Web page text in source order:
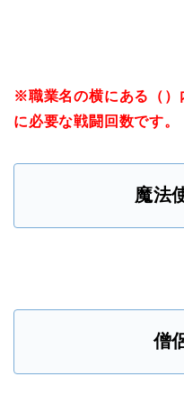
※職業名の横にある（）
に必要な戦闘回数です。
魔法
僧